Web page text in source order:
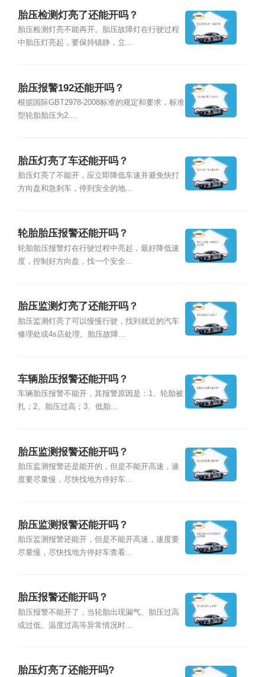
胎压检测灯亮了还能开吗？
胎压检测灯亮不能再开。胎压故障灯在行驶过程
中胎压灯亮起，要保持镇静，立...
胎压报警192还能开吗？
根据国际GBT2978-2008标准的规定和要求，标准
型轮胎胎压为2....
胎压灯亮了车还能开吗？
胎压灯亮了不能开，应立即降低车速并避免快打
方向盘和急刹车，停到安全的地...
轮胎胎压报警还能开吗？
轮胎胎压报警灯在行驶过程中亮起，最好降低速
度，控制好方向盘，找一个安全...
胎压监测灯亮了还能开吗？
胎压监测灯亮了可以慢慢行驶，找到就近的汽车
修理处或4s店处理。胎压故障...
车辆胎压报警还能开吗？
车辆胎压报警不能开，其报警原因是：1、轮胎被
扎；2、胎压过高；3、低胎...
胎压监测报警还能开吗？
胎压监测报警还是能开的，但是不能开高速，速
度要尽量慢，尽快找地方停好车...
胎压监测报警还能开吗？
胎压监测报警还能开，但是不能开高速，速度要
尽量慢，尽快找地方停好车查看...
胎压报警还能开吗？
胎压报警不能开了，当轮胎出现漏气、胎压过高
或过低、温度过高等异常情况时...
胎压灯亮了还能开吗?